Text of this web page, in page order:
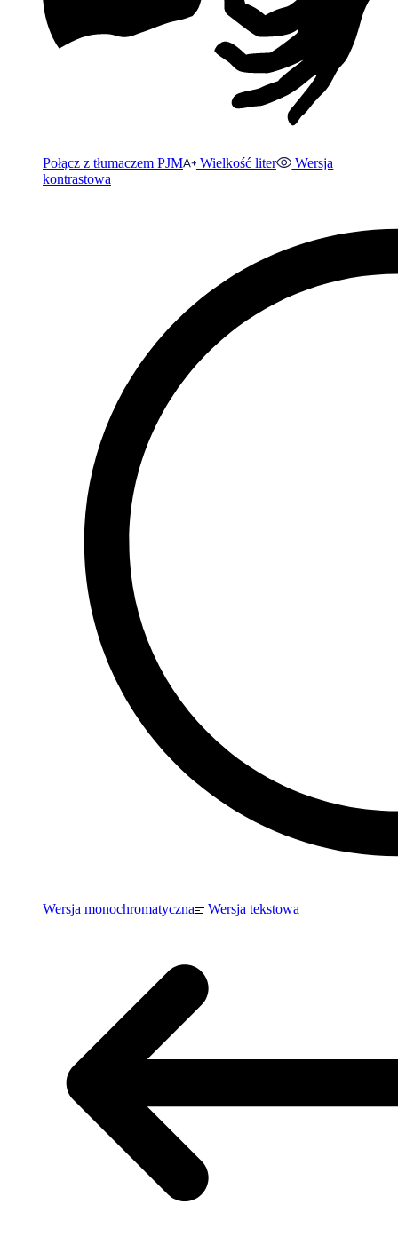
Połącz z tłumaczem PJM Wielkość liter
Wersja
kontrastowa
Wersja monochromatyczna Wersja tekstowa